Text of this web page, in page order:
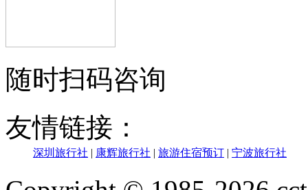
随时扫码咨询
友情链接：
深圳旅行社 | 康辉旅行社 | 旅游住宿预订 | 宁波旅行社